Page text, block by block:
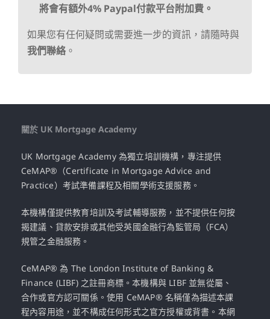
將會有額外4% Paypal付款平台附加費。
如果您有任何疑問或需要進一步的資訊，請隨時與
我們聯絡 。
關於 UK Mortgage Academy
UK Mortgage Academy 為獨立培訓機構，專注提供
CeMAP®（Certificate in Mortgage Advice and
Practice）考試準備課程及相關學術支援服務。
本機構僅提供教育培訓及考試輔導服務，並不提供任何按
揭建議、貸款安排或其他受英國金融行為監管局（FCA）
規管之金融服務。
CeMAP® 為 The London Institute of Banking &
Finance (LIBF) 之註冊商標。本機構與 LIBF 並無從屬、
合作或官方認可關係。使用 CeMAP® 名稱僅為描述本課
程內容用途，並不構成任何形式之官方授權或背書。本網